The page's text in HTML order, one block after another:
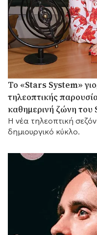
Το «Stars System»
τηλεοπτικής
καθημερινή ζώνη του
Η νέα τηλεοπτική
δημιουργικό κύκλο.